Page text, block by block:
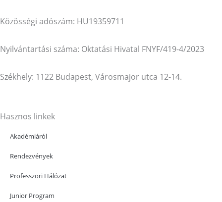
Közösségi adószám: HU19359711
Nyilvántartási száma: Oktatási Hivatal FNYF/419-4/2023
Székhely: 1122 Budapest, Városmajor utca 12-14.
Hasznos linkek
Akadémiáról
Rendezvények
Professzori Hálózat
Junior Program